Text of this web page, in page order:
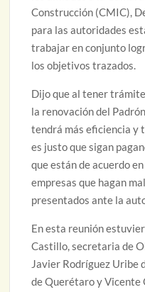
Construcción (CMIC),
para las autoridades
trabajar en conjunto
los objetivos trazados.
Dijo que al tener
la renovación del
tendrá más eficiencia y
es justo que sigan
que están de acuerdo
empresas que hagan
presentados ante la
En esta reunión
Castillo, secretaria de
Javier Rodríguez Uribe
de Querétaro y Vicente